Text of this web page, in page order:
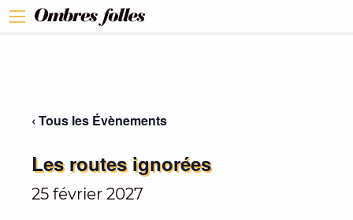
‹ Tous les Évènements
Les routes ignorées
25 février 2027